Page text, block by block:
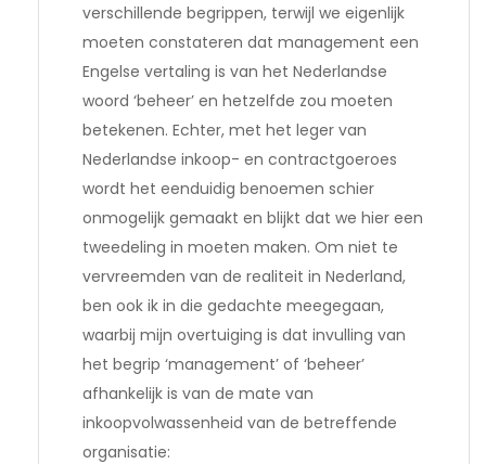
verschillende begrippen, terwijl we eigenlijk
moeten constateren dat management een
Engelse vertaling is van het Nederlandse
woord ‘beheer’ en hetzelfde zou moeten
betekenen. Echter, met het leger van
Nederlandse inkoop- en contractgoeroes
wordt het eenduidig benoemen schier
onmogelijk gemaakt en blijkt dat we hier een
tweedeling in moeten maken. Om niet te
vervreemden van de realiteit in Nederland,
ben ook ik in die gedachte meegegaan,
waarbij mijn overtuiging is dat invulling van
het begrip ‘management’ of ‘beheer’
afhankelijk is van de mate van
inkoopvolwassenheid van de betreffende
organisatie: